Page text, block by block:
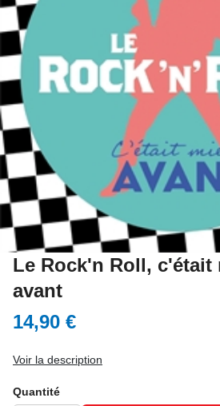
Le Rock'n Roll, c'était
avant
14,90 €
Voir la description
Quantité